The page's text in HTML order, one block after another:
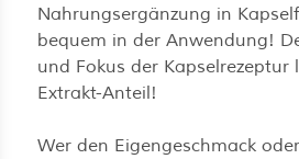
Nahrungsergänzung in
bequem in der Anwendung!
und Fokus der Kapselrezeptur
Extrakt-Anteil!
Wer den Eigengeschmack